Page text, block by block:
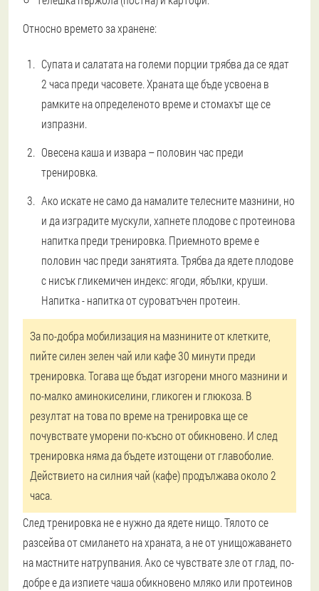
Относно времето за хранене:
Супата и салатата на големи порции трябва да се ядат
2 часа преди часовете. Храната ще бъде усвоена в
рамките на определеното време и стомахът ще се
изпразни.
Овесена каша и извара – половин час преди
тренировка.
Ако искате не само да намалите телесните мазнини, но
и да изградите мускули, хапнете плодове с протеинова
напитка преди тренировка. Приемното време е
половин час преди занятията. Трябва да ядете плодове
с нисък гликемичен индекс: ягоди, ябълки, круши.
Напитка - напитка от суроватъчен протеин.
За по-добра мобилизация на мазнините от клетките,
пийте силен зелен чай или кафе 30 минути преди
тренировка. Тогава ще бъдат изгорени много мазнини и
по-малко аминокиселини, гликоген и глюкоза. В
резултат на това по време на тренировка ще се
почувствате уморени по-късно от обикновено. И след
тренировка няма да бъдете изтощени от главоболие.
Действието на силния чай (кафе) продължава около 2
часа.
След тренировка не е нужно да ядете нищо. Тялото се
разсейва от смилането на храната, а не от унищожаването
на мастните натрупвания. Ако се чувствате зле от глад, по-
добре е да изпиете чаша обикновено мляко или протеинов